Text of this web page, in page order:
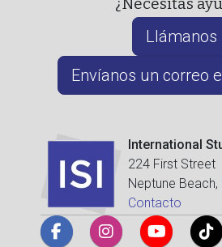
¿Necesitas
Llámanos
Envíanos un correo
International
224 First Street
Neptune Beach,
Contacto